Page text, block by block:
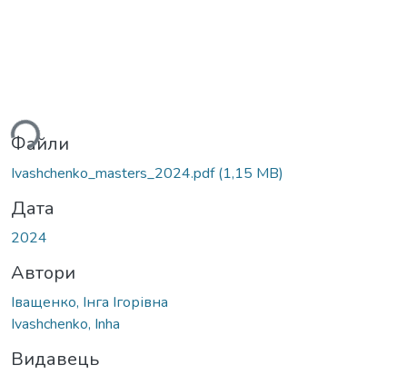
Файли
Ivashchenko_masters_2024.pdf(1,15 MB)
Дата
2024
Автори
Іващенко, Інга Ігорівна
Ivashchenko, Inha
Видавець